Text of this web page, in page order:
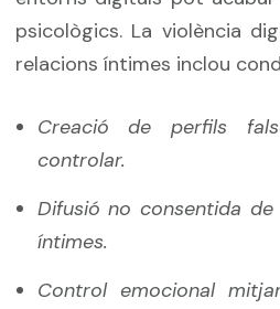
psicològics. La violència
relacions íntimes inclou
Creació de perfils
controlar.
Difusió no consentida
íntimes.
Control emocional